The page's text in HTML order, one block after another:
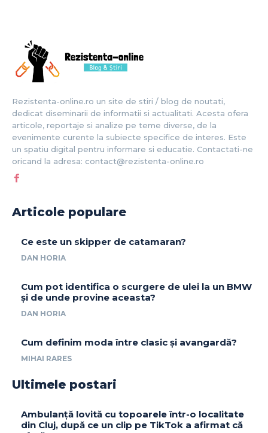
Rezistenta-online.ro un site de stiri / blog de noutati,
dedicat diseminarii de informatii si actualitati. Acesta ofera
articole, reportaje si analize pe teme diverse, de la
evenimente curente la subiecte specifice de interes. Este
un spatiu digital pentru informare si educatie. Contactati-ne
oricand la adresa: contact@rezistenta-online.ro
Articole populare
Ce este un skipper de catamaran?
DAN HORIA
Cum pot identifica o scurgere de ulei la un BMW
și de unde provine aceasta?
DAN HORIA
Cum definim moda între clasic și avangardă?
MIHAI RARES
Ultimele postari
Ambulanță lovită cu topoarele într-o localitate
din Cluj, după ce un clip pe TikTok a afirmat că